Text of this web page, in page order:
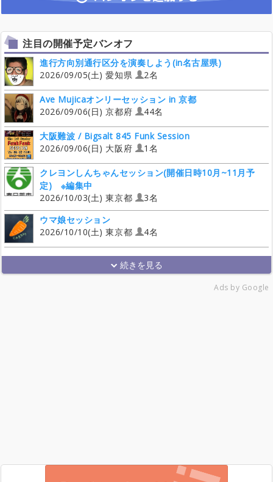
注目の開催予定バンオフ
進行方向別通行区分を演奏しよう(in名古屋県)
2026/09/05(土) 愛知県
2名
Ave Mujicaオンリーセッション in 京都
2026/09/06(日) 京都府
44名
大阪難波 / Bigsalt 845 Funk Session
2026/09/06(日) 大阪府
1名
クレヨンしんちゃんセッション(開催日時10月~11月予
定) ※編集中
2026/10/03(土) 東京都
3名
ウマ娘セッション
2026/10/10(土) 東京都
4名
Ads by Google